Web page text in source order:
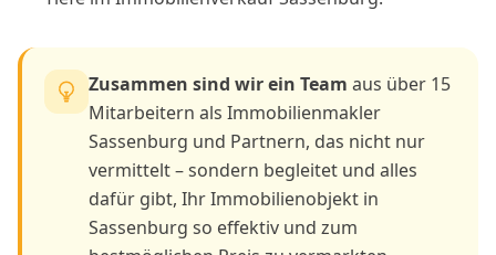
Zusammen sind wir ein Team aus über 15
Mitarbeitern als Immobilienmakler
Sassenburg und Partnern, das nicht nur
vermittelt – sondern begleitet und alles
dafür gibt, Ihr Immobilienobjekt in
Sassenburg so effektiv und zum